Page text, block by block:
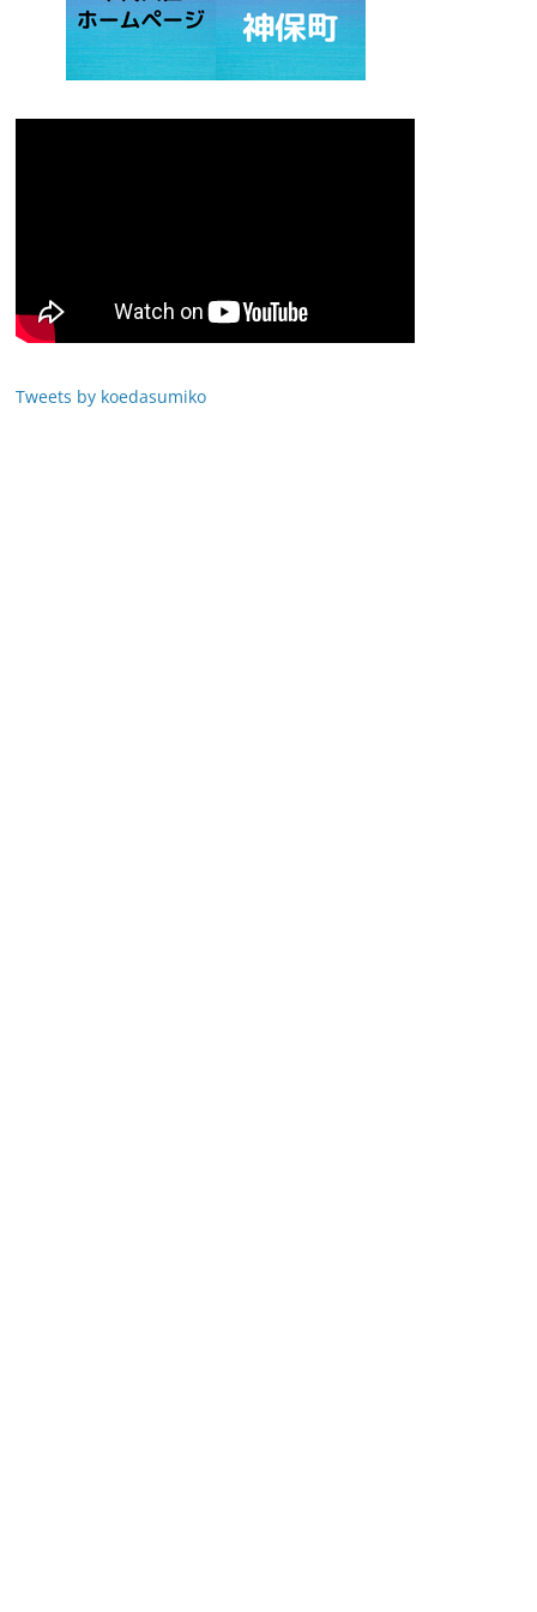
Tweets by koedasumiko